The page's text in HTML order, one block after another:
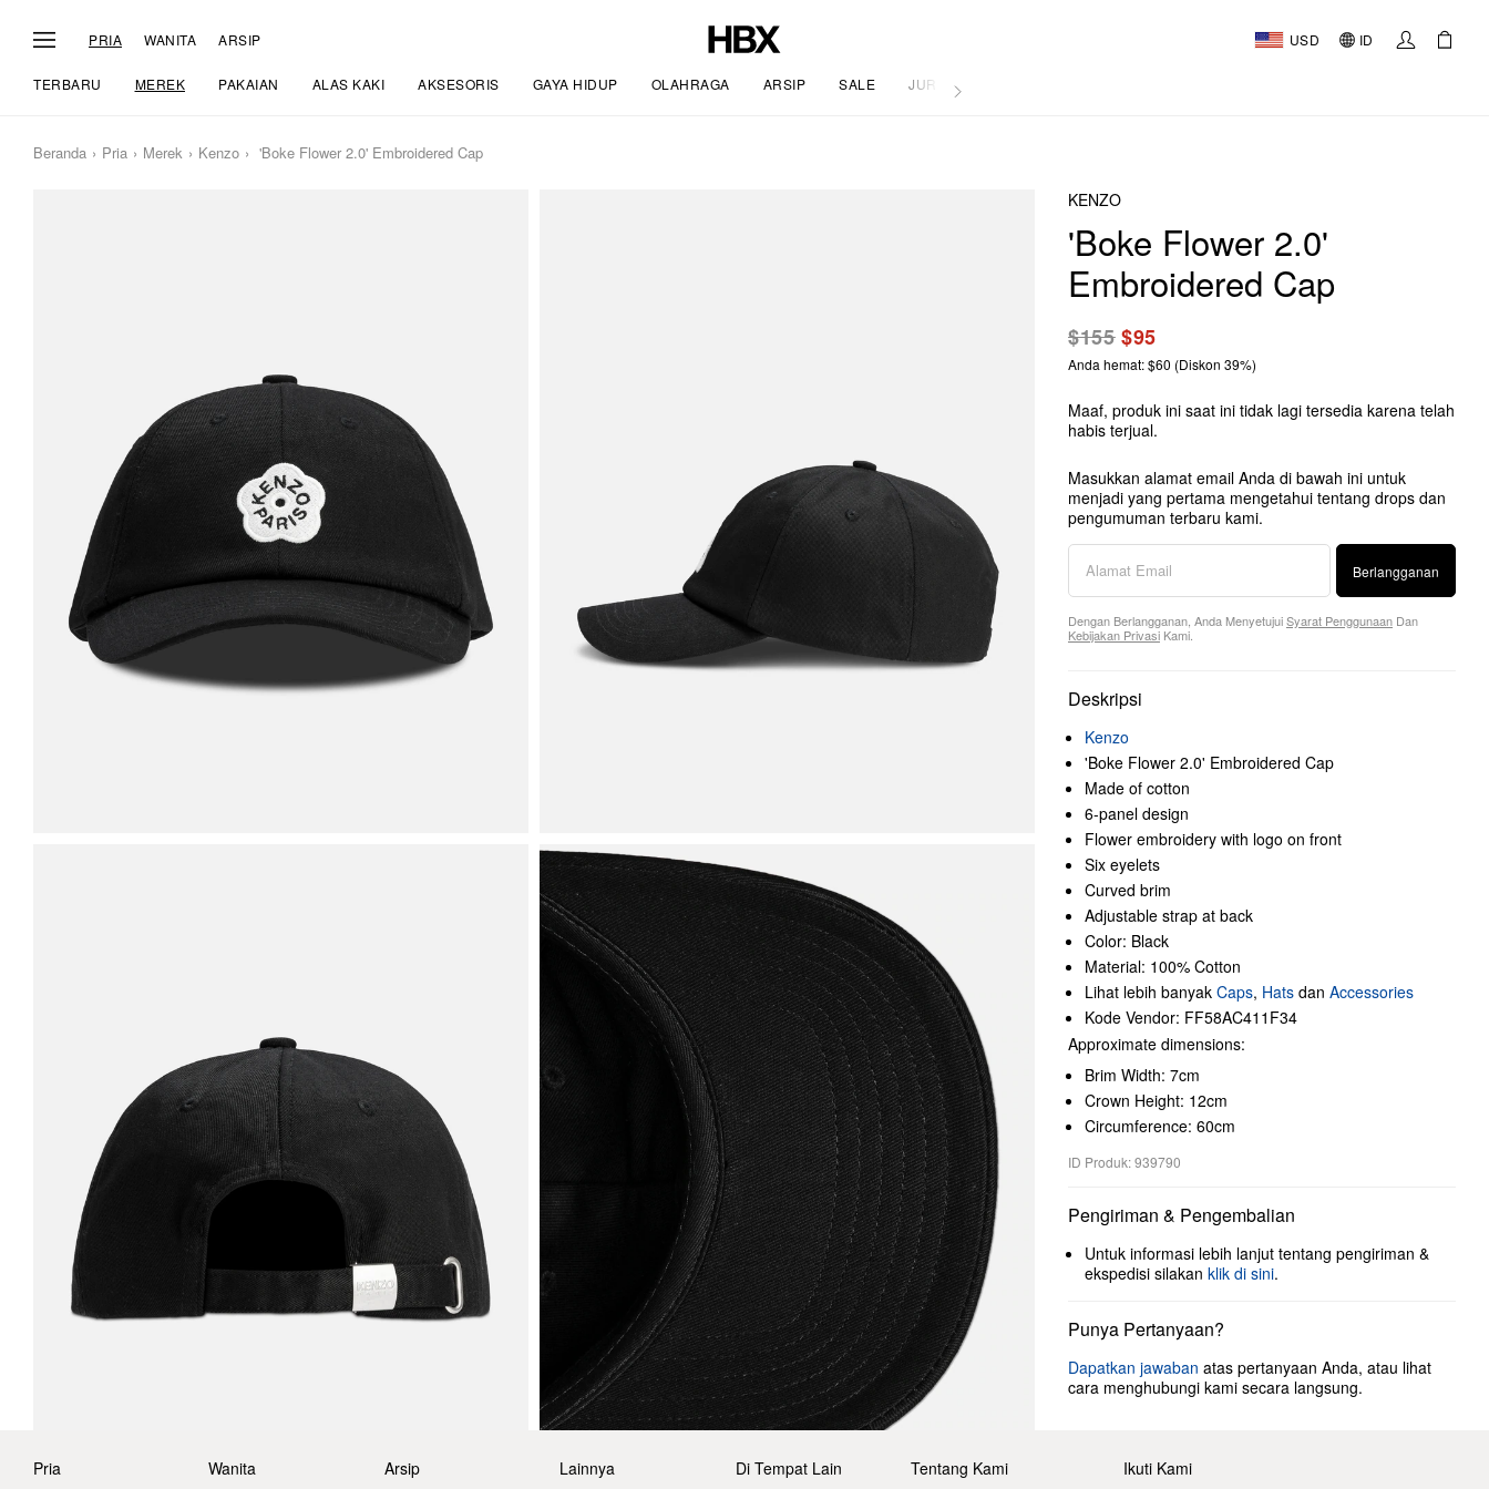
PRIA WANITA ARSIP USD ID
TERBARU MEREK PAKAIAN ALAS KAKI AKSESORIS GAYA HIDUP OLAHRAGA ARSIP SALE JURNAL
Beranda Pria Merek Kenzo 'Boke Flower 2.0' Embroidered Cap
KENZO
'Boke Flower 2.0'
Embroidered Cap
$155$95
Anda hemat: $60 (Diskon 39%)
Maaf, produk ini saat ini tidak lagi tersedia karena telah
habis terjual.
Masukkan alamat email Anda di bawah ini untuk
menjadi yang pertama mengetahui tentang drops dan
pengumuman terbaru kami.
Berlangganan
Dengan Berlangganan, Anda MenyetujuiSyarat Penggunaan Dan
Kebijakan Privasi Kami.
Deskripsi
Kenzo
'Boke Flower 2.0' Embroidered Cap
Made of cotton
6-panel design
Flower embroidery with logo on front
Six eyelets
Curved brim
Adjustable strap at back
Color: Black
Material: 100% Cotton
Lihat lebih banyak Caps, Hats dan Accessories
Kode Vendor: FF58AC411F34
Approximate dimensions:
Brim Width: 7cm
Crown Height: 12cm
Circumference: 60cm
ID Produk: 939790
Pengiriman & Pengembalian
Untuk informasi lebih lanjut tentang pengiriman &
ekspedisi silakan klik di sini.
Punya Pertanyaan?
Dapatkan jawaban atas pertanyaan Anda, atau lihat
cara menghubungi kami secara langsung.
Pria
Wanita
Arsip
Lainnya
Di Tempat Lain
Tentang Kami
Ikuti Kami